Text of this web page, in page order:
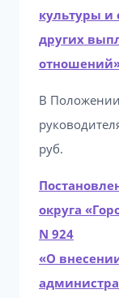
культуры и
других
В
руб.
округа
N 924
«О